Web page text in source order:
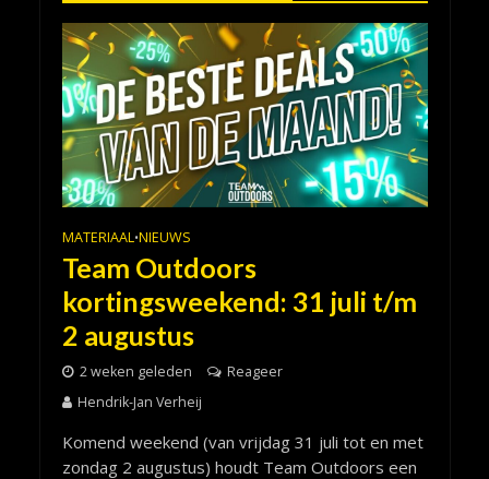
MATERIAAL•NIEUWS
Team Outdoors
kortingsweekend: 31 juli t/m
2 augustus
2 weken geleden
Reageer
Hendrik-Jan Verheij
Komend weekend (van vrijdag 31 juli tot en met
zondag 2 augustus) houdt Team Outdoors een